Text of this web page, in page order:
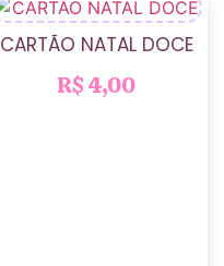
CARTÃO NATAL DOCE
R$4,00